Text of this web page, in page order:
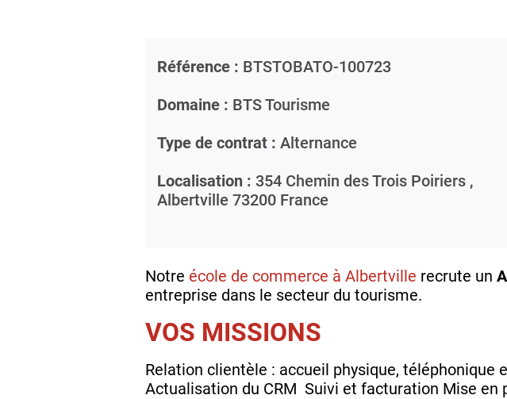
Référence : BTSTOBATO-100723
Domaine : BTS Tourisme
Type de contrat : Alternance
Localisation : 354 Chemin des Trois Poiriers ,
Albertville 73200 France
Notre école de commerce à Albertville recrute un
entreprise dans le secteur du tourisme.
VOS MISSIONS
Relation clientèle : accueil physique,
Actualisation du CRM ​ Suivi et facturation​ Mise